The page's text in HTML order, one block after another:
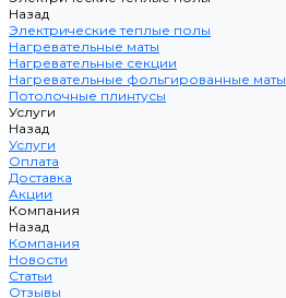
Назад
Электрические теплые полы
Нагревательные маты
Нагревательные секции
Нагревательные фольгированные маты
Потолочные плинтусы
Услуги
Назад
Услуги
Оплата
Доставка
Акции
Компания
Назад
Компания
Новости
Статьи
Отзывы